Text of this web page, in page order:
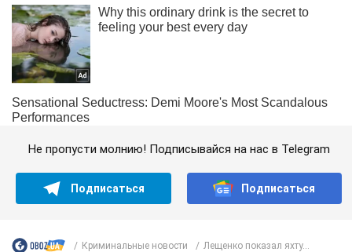
Не пропусти молнию! Подписывайся на нас в Telegram
Подписаться Подписаться
Криминальные новости Лещенко показал яхту...